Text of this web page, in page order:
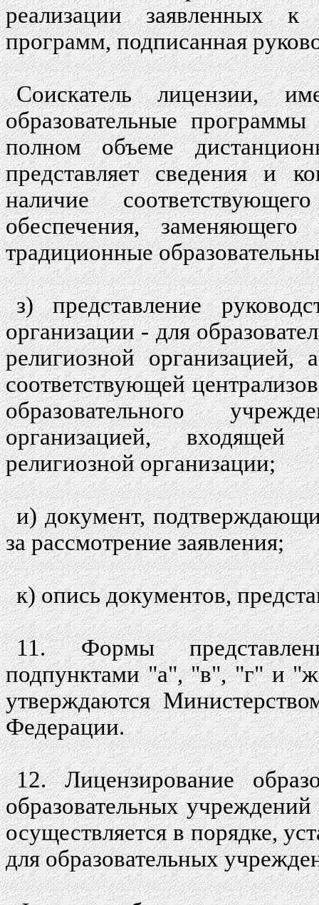
реализации заявленных к
программ, подписанная
Соискатель лицензии,
образовательные
полном объеме
представляет сведения и
наличие
обеспечения,
традиционные
з) представление
организации - для
религиозной организацией,
соответствующей
образовательного
организацией, входящей
религиозной организации;
и) документ,
за рассмотрение заявления;
к) опись документов,
11. Формы
подпунктами "а", "в", "г" и
утверждаются
Федерации.
12. Лицензирование
образовательных
осуществляется в порядке,
для образовательных